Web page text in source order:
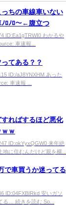
ちの車線車いない
ﾉﾛﾉﾛ〜←腹立つ
ID:Ea1gTRWI0 わかるや
車速報...
てある？？
ID:/aJ8YNXHM あった
車速報 ...
ればするほど悪化
ｗ
ID:okYyxQGW0 来年絶
に住むんだけど親を横...
で車買うか迷ってる
ID:04FXBIRkd 安いガソ
る… 続きを読む So...